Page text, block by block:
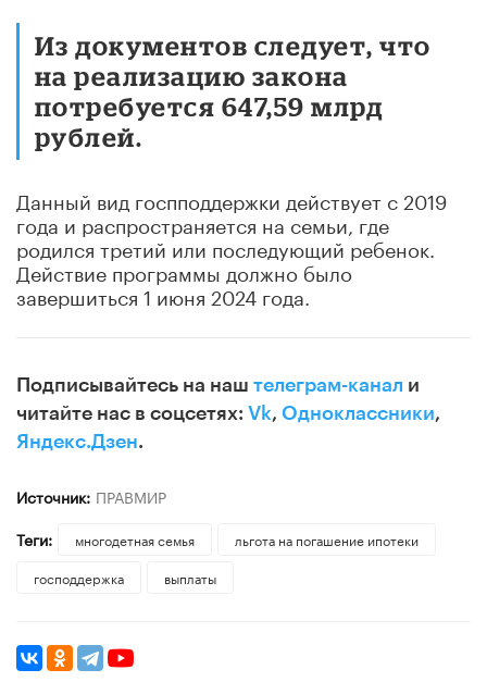
Из документов следует, что
на реализацию закона
потребуется 647,59 млрд
рублей.
Данный вид госпподдержки действует с 2019
года и распространяется на семьи, где
родился третий или последующий ребенок.
Действие программы должно было
завершиться 1 июня 2024 года.
Подписывайтесь на наш телеграм-канал и
читайте нас в соцсетях: Vk, Одноклассники,
Яндекс.Дзен.
Источник: ПРАВМИР
Теги:
многодетная семья
льгота на погашение ипотеки
господдержка
выплаты